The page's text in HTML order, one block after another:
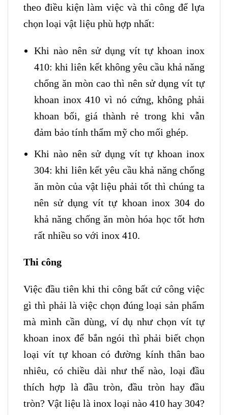
theo điều kiện làm việc và thi công để lựa
chọn loại vật liệu phù hợp nhất:
Khi nào nên sử dụng vít tự khoan inox
410: khi liên kết không yêu cầu khả năng
chống ăn mòn cao thì nên sử dụng vít tự
khoan inox 410 vì nó cứng, không phải
khoan bổi, giá thành rẻ trong khi vẫn
đảm bảo tính thẩm mỹ cho mối ghép.
Khi nào nên sử dụng vít tự khoan inox
304: khi liên kết yêu cầu khả năng chống
ăn mòn của vật liệu phải tốt thì chúng ta
nên sử dụng vít tự khoan inox 304 do
khả năng chống ăn mòn hóa học tốt hơn
rất nhiều so với inox 410.
Thi công
Việc đầu tiên khi thi công bất cứ công việc
gì thì phải là việc chọn đúng loại sản phẩm
mà mình cần dùng, ví dụ như chọn vít tự
khoan inox để bắn ngói thì phải biết chọn
loại vít tự khoan có đường kính thân bao
nhiêu, có chiều dài như thế nào, loại đầu
thích hợp là đầu tròn, đầu tròn hay đầu
tròn? Vật liệu là inox loại nào 410 hay 304?